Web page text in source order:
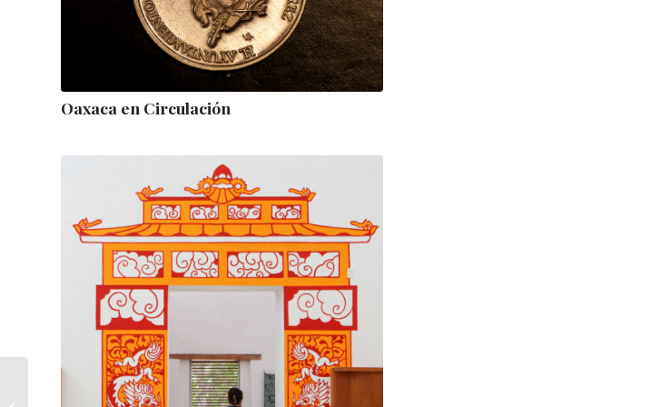
Oaxaca en Circulación
La Visión Comunicable:
Correspondencia de